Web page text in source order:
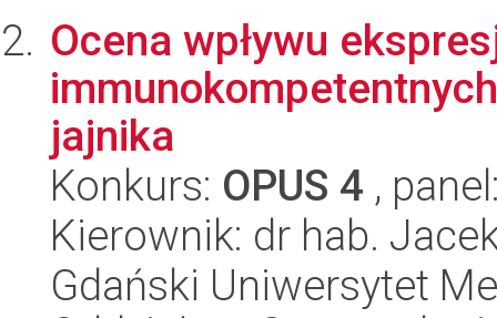
Ocena wpływu
jajnika
Konkurs: OPUS 4 ,
Kierownik: dr hab.
Gdański Uniwersytet